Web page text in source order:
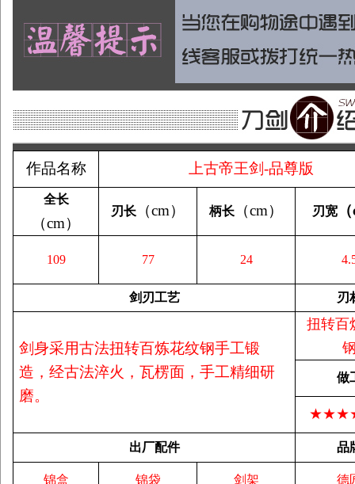
作品名称 上古帝王剑-品尊版
全长
（cm）
刃长 （cm） 柄长 （cm） 刃宽（
109 77 24
剑刃工艺 刃
剑身采用古法扭转百炼花纹钢手工锻
造，经古法淬火，瓦楞面，手工精细研
磨。
扭转百
做
出厂配件 品
锦盒 锦袋 剑架 德